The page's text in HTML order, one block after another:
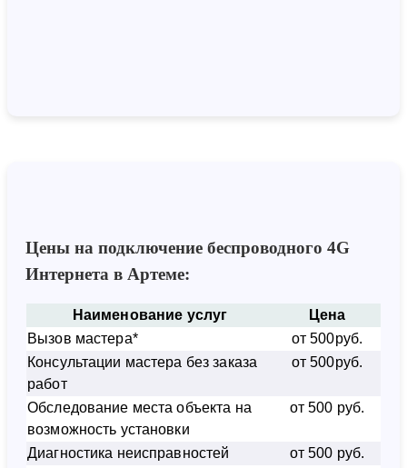
Цены на подключение беспроводного 4G
Интернета в Артеме:
Наименование услуг
Цена
Вызов мастера*
от 500руб.
Консультации мастера без заказа
работ
от 500руб.
Обследование места объекта на
возможность установки
от 500 руб.
Диагностика неисправностей
от 500 руб.